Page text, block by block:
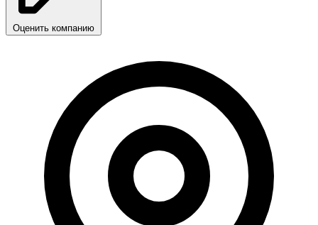
Оценить компанию